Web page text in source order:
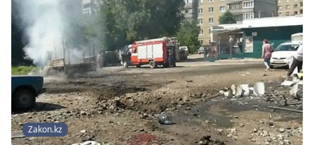
Zakon.kz